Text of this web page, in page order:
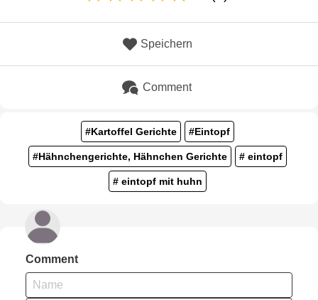
Speichern
Comment
#Kartoffel Gerichte #Eintopf
#Hähnchengerichte, Hähnchen Gerichte # eintopf
# eintopf mit huhn
Comment